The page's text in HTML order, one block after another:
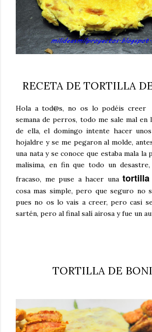
RECETA DE TORTILLA
Hola a tod@s, no os lo podéis
semana de perros, todo me sale mal en
de ella, el domingo intente hacer
hojaldre y se me pegaron al molde,
una nata y se conoce que estaba mala la
malisima, en fin que todo un
fracaso, me puse a hacer una
cosa mas simple, pero que seguro no
pues no os lo vais a creer, pero casi
sartén, pero al final salí airosa y fue un
TORTILLA DE